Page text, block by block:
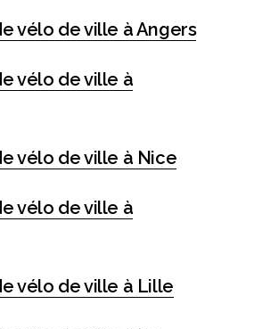
vélo de ville à Angers
vélo de ville à
vélo de ville à Nice
vélo de ville à
vélo de ville à Lille